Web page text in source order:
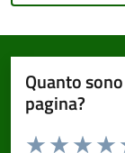
Quanto
pagina?
Valuta da 1 a 5